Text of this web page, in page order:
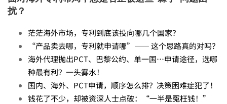
源
《海
扰？
茫茫海外市场，专利到底该投向哪几个国家？
“产品卖去哪，专利就申请哪”—— 这个思路真的对吗？
海外代理抛出PCT、巴黎公约、单一国…申请途径，选哪
种最有利？一头雾水！
国内、海外、PCT申请，顺序怎么排？决策困难症犯了！
钱花了不少，却被资深人士点破：“一半是冤枉钱！”